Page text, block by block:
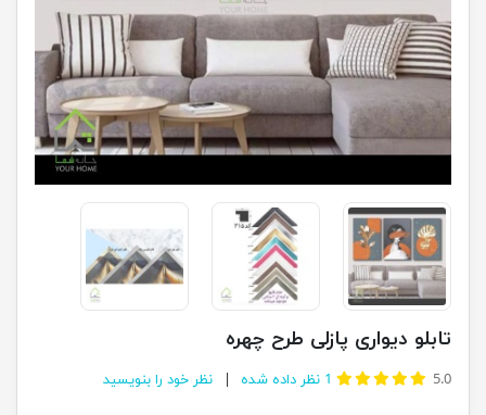
تابلو دیواری پازلی طرح چهره
5.0
1 نظر داده شده نظر خود را بنویسید